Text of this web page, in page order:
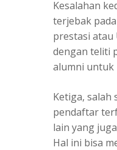
Kesalahan
terjebak
prestasi atau
dengan teliti
alumni untuk
Ketiga, salah
pendaftar
lain yang
Hal ini bisa